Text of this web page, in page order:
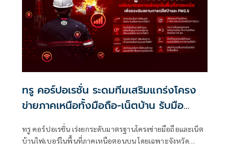
ทรู คอร์ปอเรชั่น ระดมทีมเสริมแกร่งโครง
ข่ายภาคเหนือทั้งมือถือ-เน็ตบ้าน รับมือ
วิกฤตไฟป่า-PM2.5 ย้ำสื่อสารต้องพร้อมใน
ทุกสถานการณ์ฉุกเฉิน
ทรู คอร์ปอเรชั่น เร่งยกระดับมาตรฐานโครงข่ายมือถือและเน็ต
บ้านไฟเบอร์ในพื้นที่ภาคเหนือตอนบน โดยเฉพาะจังหวัด